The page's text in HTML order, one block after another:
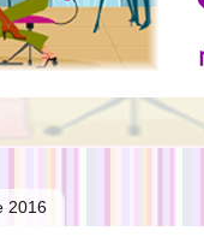
2016